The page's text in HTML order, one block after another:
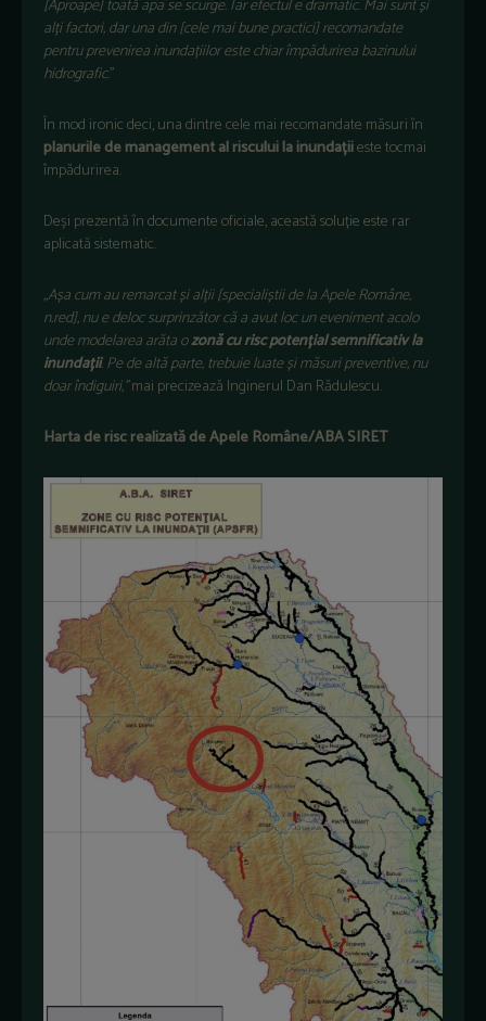
[Aproape] toată apa se scurge. Iar efectul e dramatic. Mai sunt și
alți factori, dar una din [cele mai bune practici] recomandate
pentru prevenirea inundațiilor este chiar împădurirea bazinului
hidrografic.”
În mod ironic deci, una dintre cele mai recomandate măsuri în
planurile de management al riscului la inundațiieste tocmai
împădurirea.
Deși prezentă în documente oficiale, această soluție este rar
aplicată sistematic.
„Așa cum au remarcat și alții [specialiștii de la Apele Române,
n.red], nu e deloc surprinzător că a avut loc un eveniment acolo
unde modelarea arăta ozonă cu risc potențial semnificativ la
inundații. Pe de altă parte, trebuie luate și măsuri preventive, nu
doar îndiguiri,”mai precizează Inginerul Dan Rădulescu.
Harta de risc realizată de Apele Române/ABA SIRET